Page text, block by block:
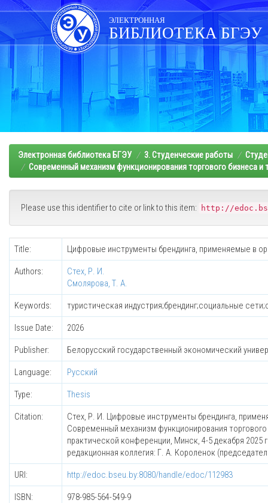
Skip
navigation
ЭЛЕКТРОННАЯ
БИБЛИОТЕКА БГЭУ
Электронная библиотека БГЭУ 3. Студенческие работы
Современный механизм функционирования торгового бизнеса и
Please use this identifier to cite or link to this item: http://
Title: Цифровые инструменты брендинга, применяемые в
Authors:
Стех, Р. И.
Смолярова, Т. А.
Keywords: туристическая индустрия;брендинг;социальные
Issue Date: 2026
Publisher: Белорусский государственный экономический
Language: Русский
Type: Thesis
Citation:
Стех, Р. И. Цифровые инструменты брендинга,
Современный механизм функционирования
практической конференции, Минск, 4-5 декабря
редакционная коллегия: Г. А. Короленок
URI: http://edoc.bseu.by:8080/handle/edoc/112983
ISBN: 978-985-564-549-9